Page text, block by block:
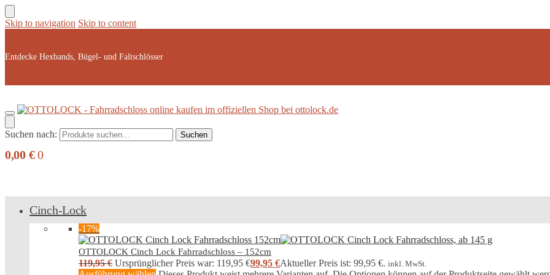
Skip to navigation Skip to content
Entdecke Hexbands, Bügel- und Faltschlösser
Suchen nach: Suchen
0,00 € 0
Cinch-Lock
-17%
OTTOLOCK Cinch Lock Fahrradschloss – 152cm
119,95€ Ursprünglicher Preis war: 119,95 €99,95 €Aktueller Preis ist: 99,95 €. inkl. MwSt.